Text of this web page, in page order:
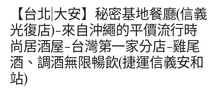
【台北|大安】秘密基地餐廳(信義
光復店)-來自沖繩的平價流行時
尚居酒屋-台灣第一家分店-雞尾
酒、調酒無限暢飲(捷運信義安和
站)